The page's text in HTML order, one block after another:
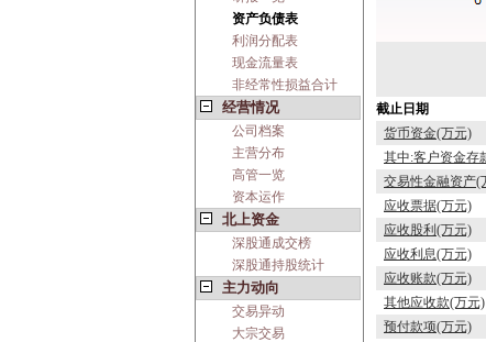
资产负债表
利润分配表
现金流量表
非经常性损益合计
经营情况
公司档案
主营分布
高管一览
资本运作
北上资金
深股通成交榜
深股通持股统计
主力动向
交易异动
大宗交易
截止日期
货币资金(万元)
其中:客户资金存
交易性金融资产(
应收票据(万元)
应收股利(万元)
应收利息(万元)
应收账款(万元)
其他应收款(万元)
预付款项(万元)